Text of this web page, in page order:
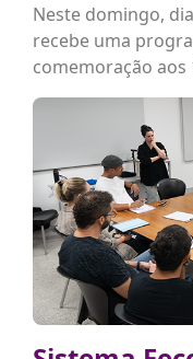
Neste domingo,
recebe uma
comemoração aos